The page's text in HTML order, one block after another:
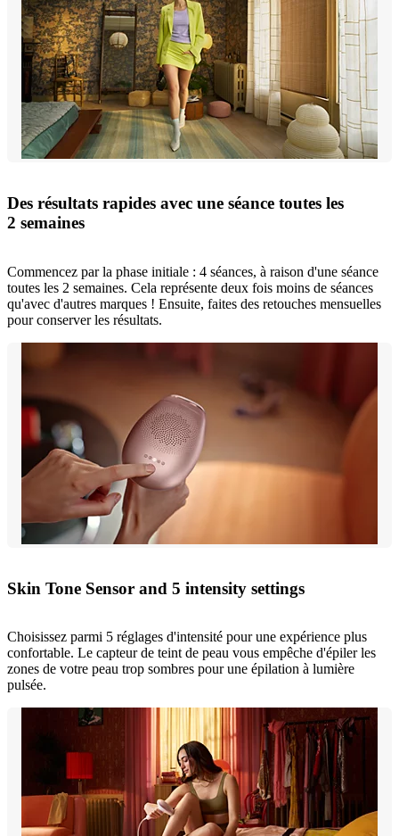
Des résultats rapides avec une séance toutes les
2 semaines
Commencez par la phase initiale : 4 séances, à raison d'une séance
toutes les 2 semaines. Cela représente deux fois moins de séances
qu'avec d'autres marques ! Ensuite, faites des retouches mensuelles
pour conserver les résultats.
Skin Tone Sensor and 5 intensity settings
Choisissez parmi 5 réglages d'intensité pour une expérience plus
confortable. Le capteur de teint de peau vous empêche d'épiler les
zones de votre peau trop sombres pour une épilation à lumière
pulsée.